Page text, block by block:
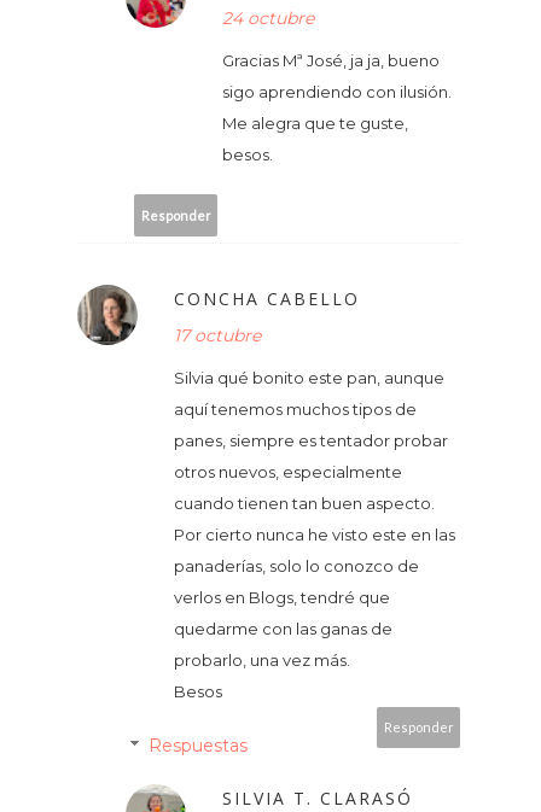
24 octubre
Gracias Mª José, ja ja, bueno
sigo aprendiendo con ilusión.
Me alegra que te guste,
besos.
Responder
CONCHA CABELLO
17 octubre
Silvia qué bonito este pan, aunque
aquí tenemos muchos tipos de
panes, siempre es tentador probar
otros nuevos, especialmente
cuando tienen tan buen aspecto.
Por cierto nunca he visto este en las
panaderías, solo lo conozco de
verlos en Blogs, tendré que
quedarme con las ganas de
probarlo, una vez más.
Besos
Responder
Respuestas
SILVIA T. CLARASÓ